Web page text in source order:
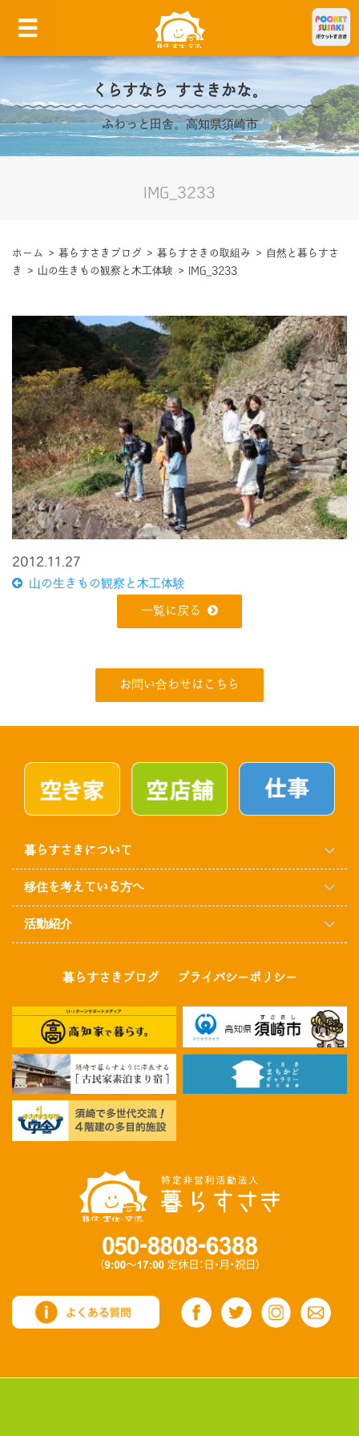
くらすなら すさきかな。
ふわっと田舎。高知県須崎市
IMG_3233
ホーム > 暮らすさきブログ > 暮らすさきの取組み > 自然と暮らすさ
き
> 山の生きもの観察と木工体験 > IMG_3233
2012.11.27
山の生きもの観察と木工体験
一覧に戻る
お問い合わせはこちら
暮らすさきについて
移住を考えている方へ
活動紹介
暮らすさきブログ プライバシーポリシー